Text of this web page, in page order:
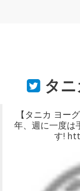
タニ
【タニカ ヨー
年、週に一度は
す!